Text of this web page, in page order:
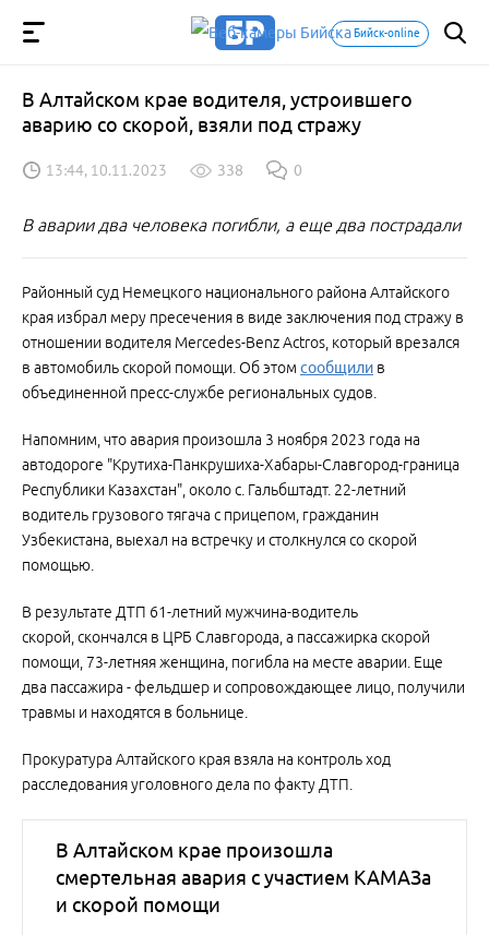
Бийск-online
В Алтайском крае водителя, устроившего
аварию со скорой, взяли под стражу
13:44, 10.11.2023 338 0
В аварии два человека погибли, а еще два пострадали
️Районный суд Немецкого национального района Алтайского
края избрал меру пресечения в виде заключения под стражу в
отношении водителя Mercedes-Benz Actros, который врезался
в автомобиль скорой помощи. Об этом сообщили в
объединенной пресс-службе региональных судов.
Напомним, что авария произошла 3 ноября 2023 года на
автодороге "Крутиха-Панкрушиха-Хабары-Славгород-граница
Республики Казахстан", около с. Гальбштадт. 22-летний
водитель грузового тягача с прицепом, гражданин
Узбекистана, выехал на встречку и столкнулся со скорой
помощью.
В результате ДТП 61-летний мужчина-водитель
скорой, скончался в ЦРБ Славгорода, а пассажирка скорой
помощи, 73-летняя женщина, погибла на месте аварии. Еще
два пассажира - фельдшер и сопровождающее лицо, получили
травмы и находятся в больнице.
Прокуратура Алтайского края взяла на контроль ход
расследования уголовного дела по факту ДТП.
В Алтайском крае произошла
смертельная авария с участием КАМАЗа
и скорой помощи